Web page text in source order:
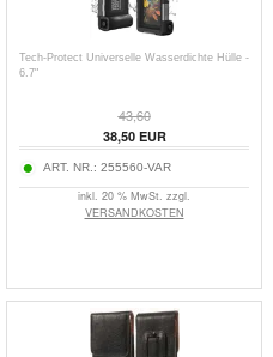
Tech-Protect Universelle Wasserdichte Hülle -
6.7"
43,60
38,50EUR
ART. NR.: 255560-VAR
inkl. 20 % MwSt. zzgl.
VERSANDKOSTEN